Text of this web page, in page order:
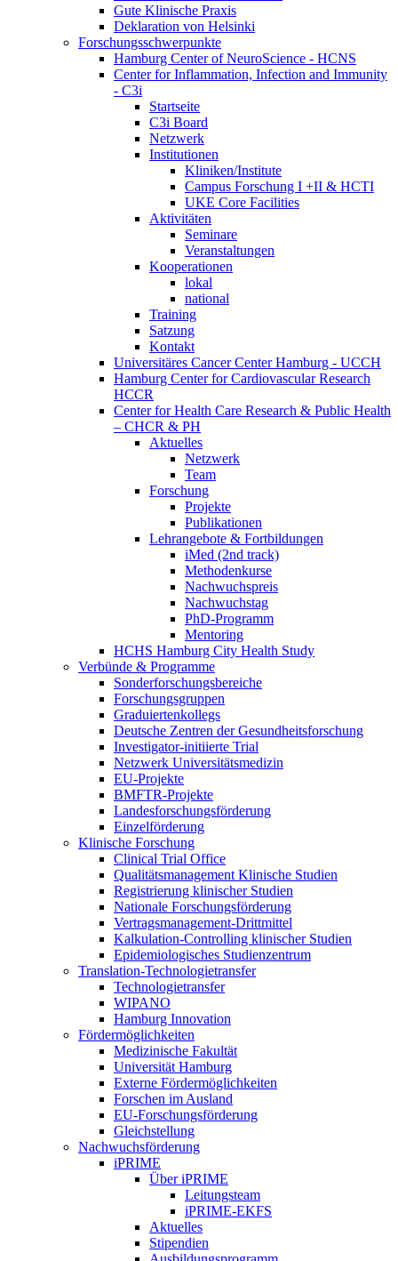
Gute Klinische Praxis
Deklaration von Helsinki
Forschungsschwerpunkte
Hamburg Center of NeuroScience - HCNS
Center for Inflammation, Infection and Immunity
- C3i
Startseite
C3i Board
Netzwerk
Institutionen
Kliniken/Institute
Campus Forschung I +II & HCTI
UKE Core Facilities
Aktivitäten
Seminare
Veranstaltungen
Kooperationen
lokal
national
Training
Satzung
Kontakt
Universitäres Cancer Center Hamburg - UCCH
Hamburg Center for Cardiovascular Research
HCCR
Center for Health Care Research & Public Health
– CHCR & PH
Aktuelles
Netzwerk
Team
Forschung
Projekte
Publikationen
Lehrangebote & Fortbildungen
iMed (2nd track)
Methodenkurse
Nachwuchspreis
Nachwuchstag
PhD-Programm
Mentoring
HCHS Hamburg City Health Study
Verbünde & Programme
Sonderforschungsbereiche
Forschungsgruppen
Graduiertenkollegs
Deutsche Zentren der Gesundheitsforschung
Investigator-initiierte Trial
Netzwerk Universitätsmedizin
EU-Projekte
BMFTR-Projekte
Landesforschungsförderung
Einzelförderung
Klinische Forschung
Clinical Trial Office
Qualitätsmanagement Klinische Studien
Registrierung klinischer Studien
Nationale Forschungsförderung
Vertragsmanagement-Drittmittel
Kalkulation-Controlling klinischer Studien
Epidemiologisches Studienzentrum
Translation-Technologietransfer
Technologietransfer
WIPANO
Hamburg Innovation
Fördermöglichkeiten
Medizinische Fakultät
Universität Hamburg
Externe Fördermöglichkeiten
Forschen im Ausland
EU-Forschungsförderung
Gleichstellung
Nachwuchsförderung
iPRIME
Über iPRIME
Leitungsteam
iPRIME-EKFS
Aktuelles
Stipendien